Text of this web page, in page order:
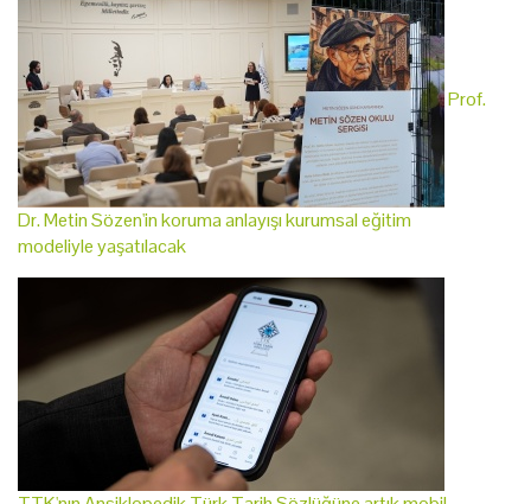
Prof.
Dr. Metin Sözen'in koruma anlayışı kurumsal eğitim
modeliyle yaşatılacak